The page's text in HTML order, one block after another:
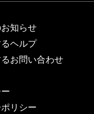
知らせ
ヘルプ
お問い合わせ
リシー